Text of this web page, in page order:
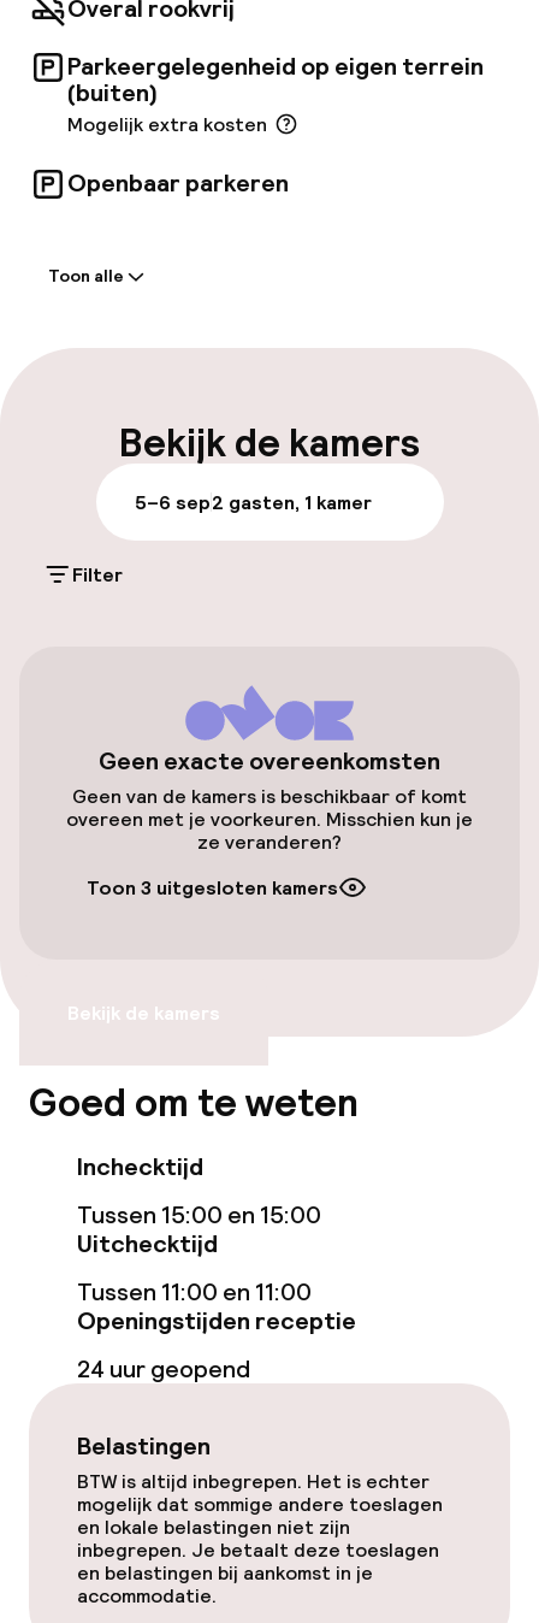
vrienden en waar je een bibliotheek vindt met
gratis items die je kunt lenen.
Overal rookvrij
Parkeergelegenheid op eigen terrein
(buiten)
Mogelijk extra kosten
Openbaar parkeren
Meertalige medewerkers
Parkeren & mobiliteit
Parkeergelegenheid op eigen terrein
(buiten)
Toegankelijkheid
Overal rolstoeltoegankelijk
Fitnessruimte / gym
Entertainment
Game-kamer
Eet- en drinkgelegenheden
Bar
Schoonmaakvoorzieningen
Wasservice
Beleid
Toon alle
Bekijk de kamers
5–6 sep2 gasten, 1 kamer
Filter
Geen exacte overeenkomsten
Geen van de kamers is beschikbaar of komt
overeen met je voorkeuren. Misschien kun je
ze veranderen?
Toon 3 uitgesloten kamers
Bekijk de kamers
Goed om te weten
Inchecktijd
Tussen 15:00 en 15:00
Uitchecktijd
Tussen 11:00 en 11:00
Openingstijden receptie
24 uur geopend
Belastingen
BTW is altijd inbegrepen. Het is echter
mogelijk dat sommige andere toeslagen
en lokale belastingen niet zijn
inbegrepen. Je betaalt deze toeslagen
en belastingen bij aankomst in je
accommodatie.